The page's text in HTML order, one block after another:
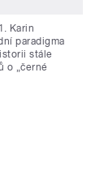
Karin
paradigma
stále
o „černé